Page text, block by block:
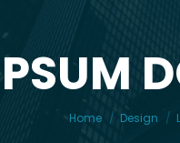
Home Design